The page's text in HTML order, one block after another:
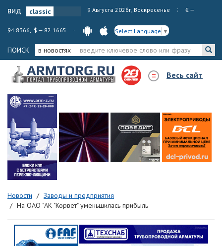
вид 9 Августа 2026г, Воскресенье € —
94.8366, $ — 82.1665 Select Language ▼
ПОИСК в новостях
Весь сайт
Новости
Заводы и предприятия
На ОАО "АК "Корвет" уменьшилась прибыль